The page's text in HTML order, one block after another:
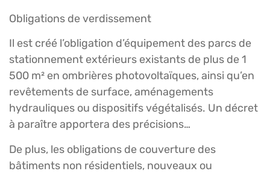
Obligations de verdissement
Il est créé l’obligation d’équipement des parcs de
stationnement extérieurs existants de plus de 1
500 m² en ombrières photovoltaïques, ainsi qu’en
revêtements de surface, aménagements
hydrauliques ou dispositifs végétalisés. Un décret
à paraître apportera des précisions…
De plus, les obligations de couverture des
bâtiments non résidentiels, nouveaux ou